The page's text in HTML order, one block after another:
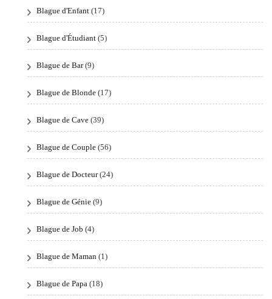
Blague d'Enfant (17)
Blague d'Étudiant (5)
Blague de Bar(9)
Blague de Blonde (17)
Blague de Cave (39)
Blague de Couple (56)
Blague de Docteur(24)
Blague de Génie (9)
Blague de Job (4)
Blague de Maman (1)
Blague de Papa (18)